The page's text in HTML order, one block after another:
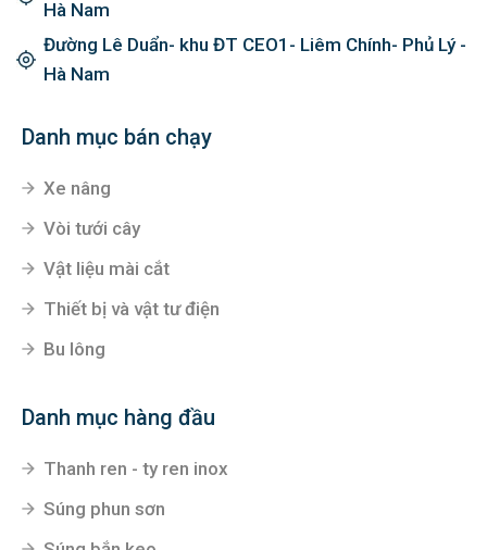
Đại Cương- Kim Bảng- Hà Nam
Liêm Chính- Phủ Lý- Hà Nam
Hà Nam
Đường Lê Duẩn- khu ĐT CEO1- Liêm Chính- Phủ Lý -
Danh mục bán chạy
Vật liệu mài cắt